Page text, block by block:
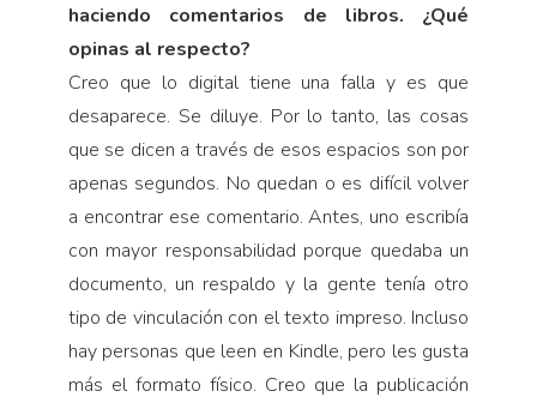
haciendo comentarios de libros. ¿Qué
opinas al respecto?
Creo que lo digital tiene una falla y es que
desaparece. Se diluye. Por lo tanto, las cosas
que se dicen a través de esos espacios son por
apenas segundos. No quedan o es difícil volver
a encontrar ese comentario. Antes, uno escribía
con mayor responsabilidad porque quedaba un
documento, un respaldo y la gente tenía otro
tipo de vinculación con el texto impreso. Incluso
hay personas que leen en Kindle, pero les gusta
más el formato físico. Creo que la publicación